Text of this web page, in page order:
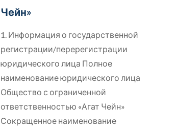
Чейн»
1. Информация о государственной
регистрации/перерегистрации
юридического лица Полное
наименование юридического лица
Общество с ограниченной
ответственностью «Агат Чейн»
Сокращенное наименование